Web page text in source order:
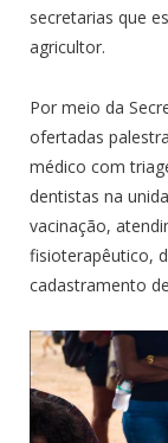
secretarias que
agricultor.
Por meio da
ofertadas
médico com
dentistas na
vacinação,
fisioterapêutico,
cadastramento